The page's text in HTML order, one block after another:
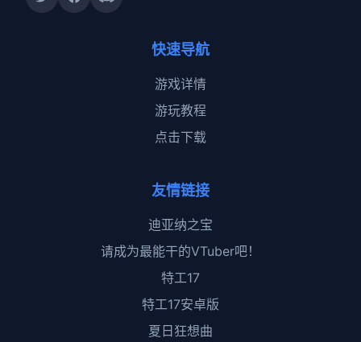
快速导航
游戏详情
游玩教程
点击下载
友情链接
迪亚纳之宝
请成为最能干的VTuber吧！
特工17
特工17安卓版
夏日狂想曲